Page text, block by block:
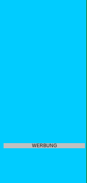
WERBUNG